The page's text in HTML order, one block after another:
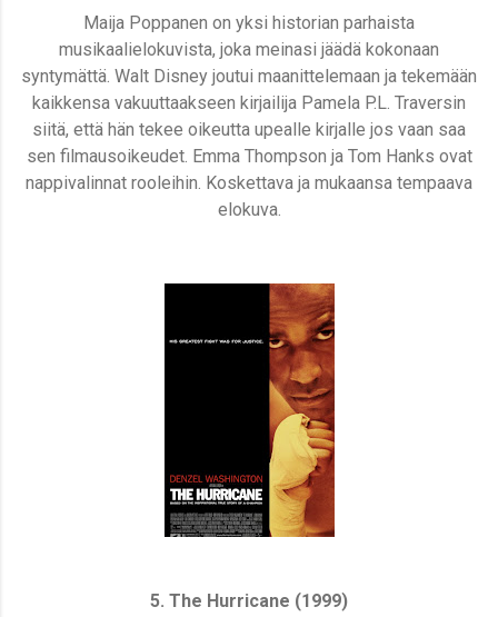
Maija Poppanen on yksi historian parhaista
musikaalielokuvista, joka meinasi jäädä kokonaan
syntymättä. Walt Disney joutui maanittelemaan ja tekemään
kaikkensa vakuuttaakseen kirjailija Pamela P.L. Traversin
siitä, että hän tekee oikeutta upealle kirjalle jos vaan saa
sen filmausoikeudet. Emma Thompson ja Tom Hanks ovat
nappivalinnat rooleihin. Koskettava ja mukaansa tempaava
elokuva.
5. The Hurricane (1999)